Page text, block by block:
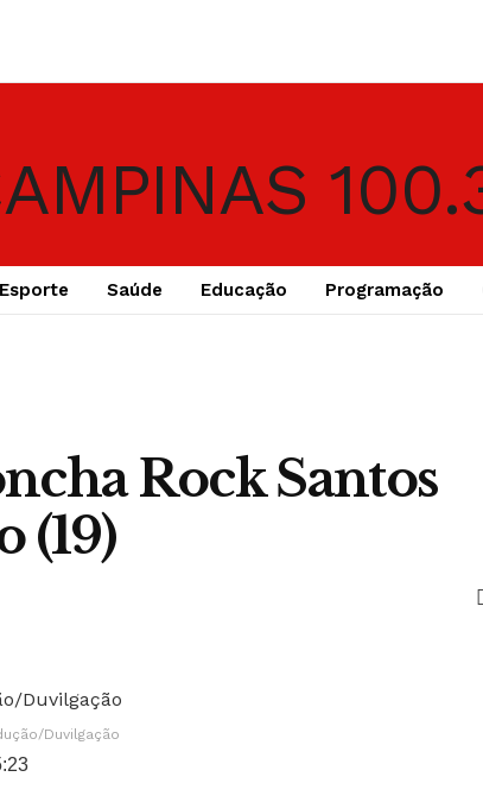
Esporte Saúde Educação Programação
Rock Santos
(19)
Duvilgação